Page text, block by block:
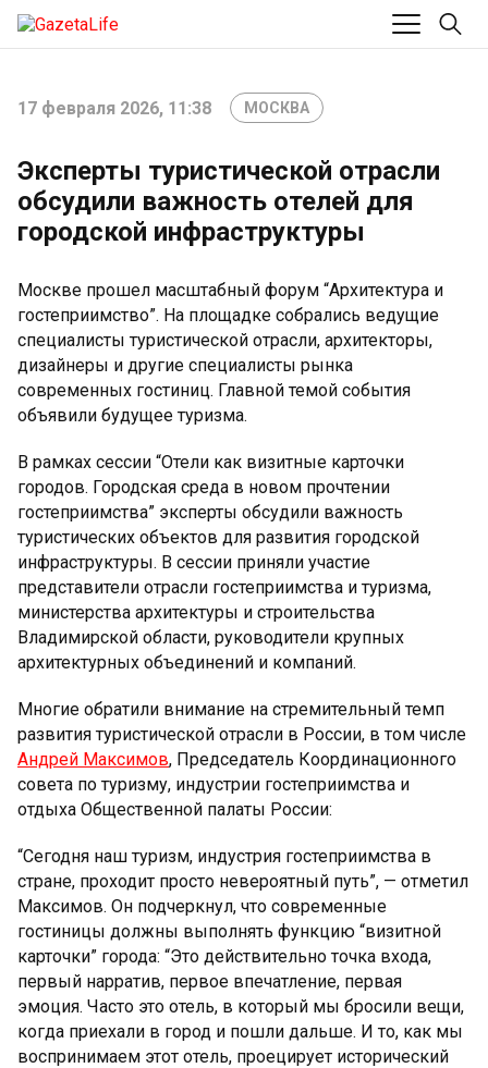
17 февраля 2026, 11:38 МОСКВА
Эксперты туристической отрасли
обсудили важность отелей для
городской инфраструктуры
Москве прошел масштабный форум “Архитектура и
гостеприимство”. На площадке собрались ведущие
специалисты туристической отрасли, архитекторы,
дизайнеры и другие специалисты рынка
современных гостиниц. Главной темой события
объявили будущее туризма.
В рамках сессии “Отели как визитные карточки
городов. Городская среда в новом прочтении
гостеприимства” эксперты обсудили важность
туристических объектов для развития городской
инфраструктуры. В сессии приняли участие
представители отрасли гостеприимства и туризма,
министерства архитектуры и строительства
Владимирской области, руководители крупных
архитектурных объединений и компаний.
Многие обратили внимание на стремительный темп
развития туристической отрасли в России, в том числе
Андрей Максимов, Председатель Координационного
совета по туризму, индустрии гостеприимства и
отдыха Общественной палаты России:
“Сегодня наш туризм, индустрия гостеприимства в
стране, проходит просто невероятный путь”, — отметил
Максимов. Он подчеркнул, что современные
гостиницы должны выполнять функцию “визитной
карточки” города: “Это действительно точка входа,
первый нарратив, первое впечатление, первая
эмоция. Часто это отель, в который мы бросили вещи,
когда приехали в город и пошли дальше. И то, как мы
воспринимаем этот отель, проецирует исторический